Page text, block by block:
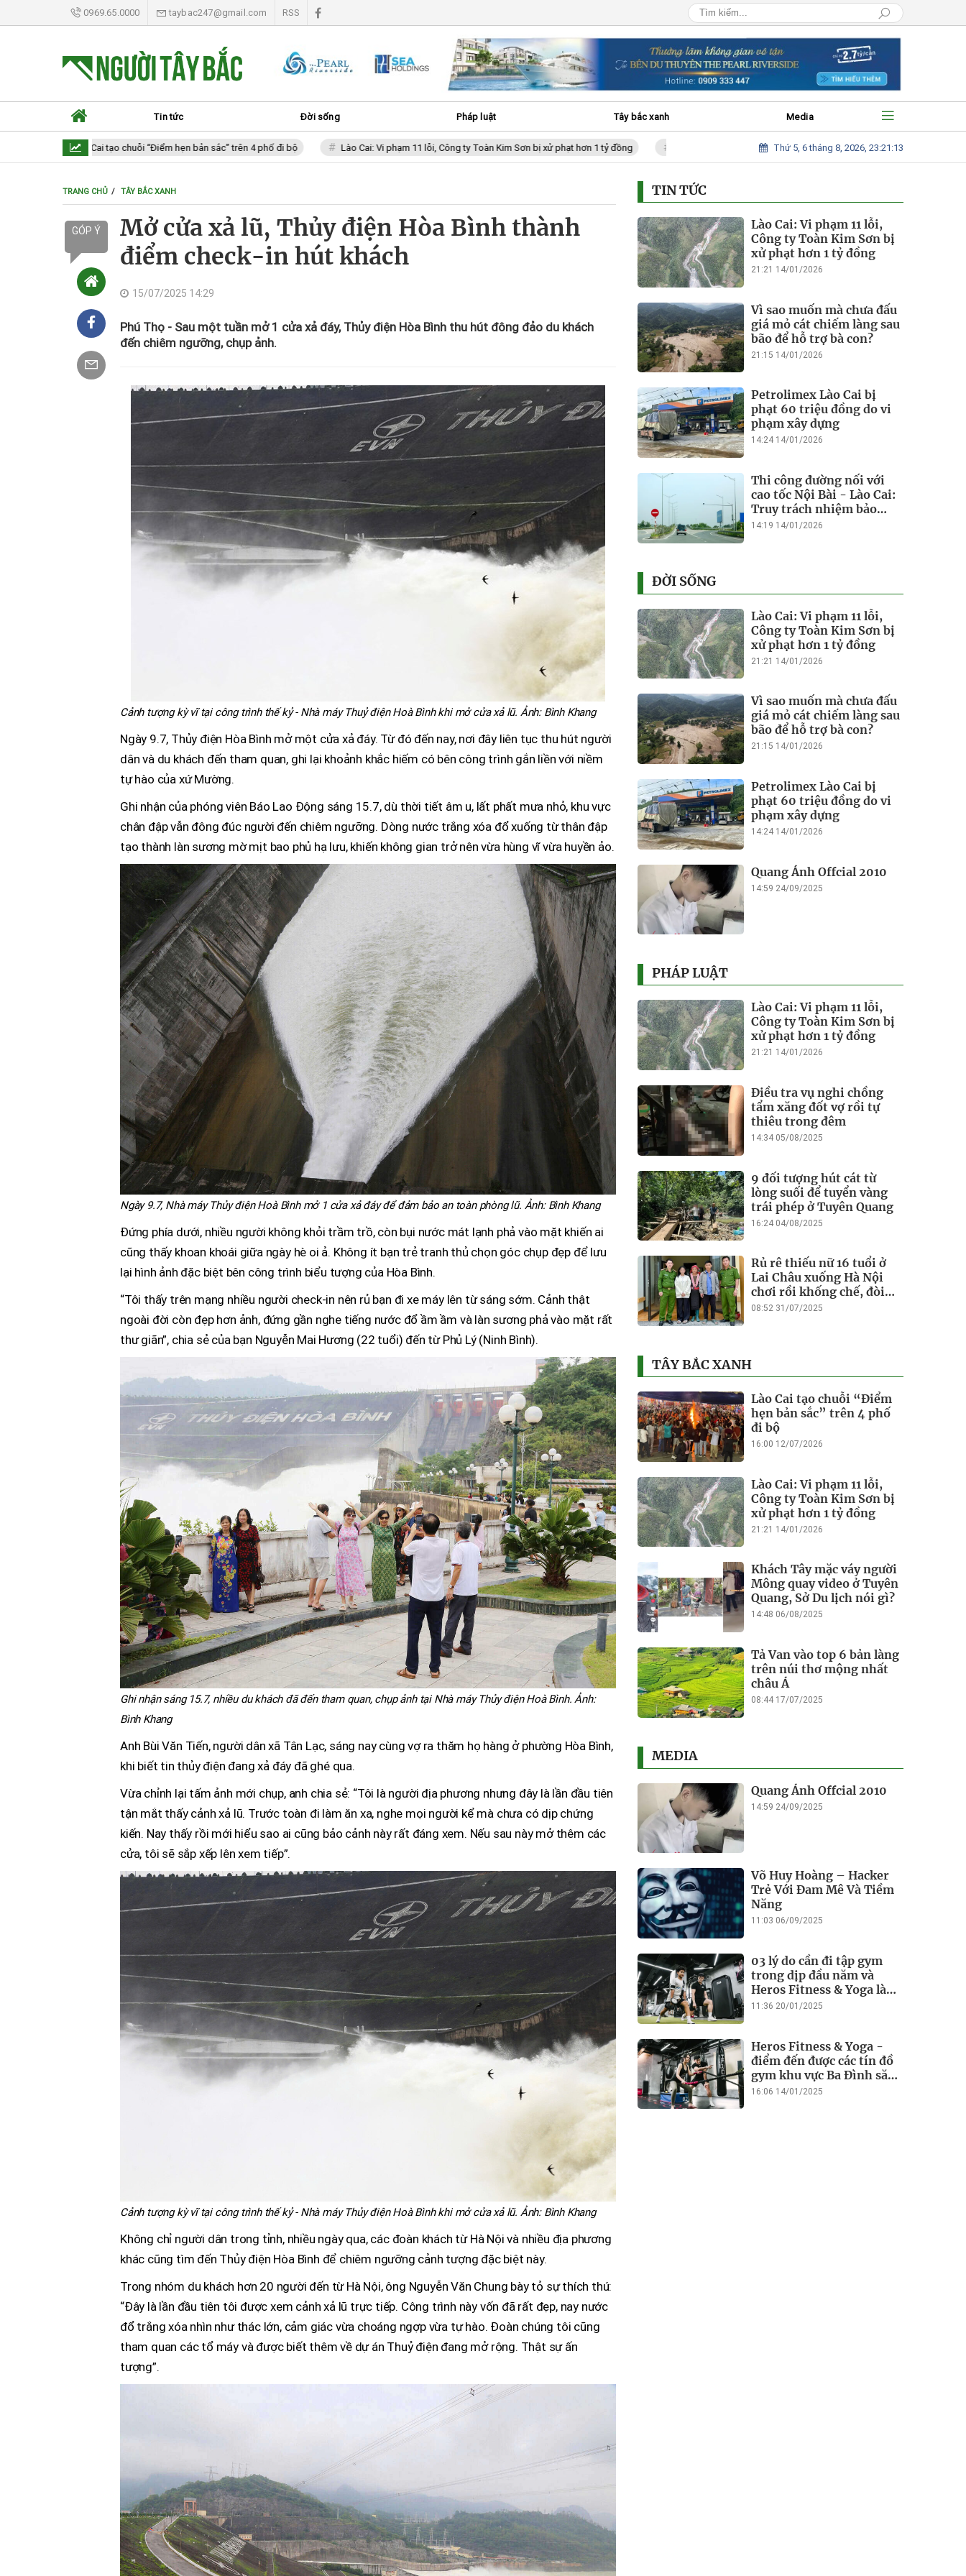
0969.65.0000 taybac247@gmail.com RSS
Lào Cai tạo chuỗi “Điểm hẹn bản sắc” trên 4 phố đi bộ Lào Cai: Vi phạm 11 lỗi, Công ty Toàn Kim Sơn bị xử phạt hơn 1 tỷ đồng Vì sao muốn mà chưa đấu giá mỏ cát chiếm làng sau bão để hỗ trợ bà con?
Thứ 5, 6 tháng 8, 2026, 23:21:15
Tin tức Đời sống Pháp luật Tây bắc xanh Media
TRANG CHỦ TÂY BẮC XANH
GÓP Ý
Mở cửa xả lũ, Thủy điện Hòa Bình thành
điểm check-in hút khách
15/07/2025 14:29
Phú Thọ - Sau một tuần mở 1 cửa xả đáy, Thủy điện Hòa Bình thu hút đông đảo du khách
đến chiêm ngưỡng, chụp ảnh.
Cảnh tượng kỳ vĩ tại công trình thế kỷ - Nhà máy Thuỷ điện Hoà Bình khi mở cửa xả lũ. Ảnh: Bình Khang
Ngày 9.7, Thủy điện Hòa Bình mở một cửa xả đáy. Từ đó đến nay, nơi đây liên tục thu hút người
dân và du khách đến tham quan, ghi lại khoảnh khắc hiếm có bên công trình gắn liền với niềm
tự hào của xứ Mường.
Ghi nhận của phóng viên Báo Lao Động sáng 15.7, dù thời tiết âm u, lất phất mưa nhỏ, khu vực
chân đập vẫn đông đúc người đến chiêm ngưỡng. Dòng nước trắng xóa đổ xuống từ thân đập
tạo thành làn sương mờ mịt bao phủ hạ lưu, khiến không gian trở nên vừa hùng vĩ vừa huyền ảo.
Ngày 9.7, Nhà máy Thủy điện Hoà Bình mở 1 cửa xả đáy để đảm bảo an toàn phòng lũ. Ảnh: Bình Khang
Đứng phía dưới, nhiều người không khỏi trầm trồ, còn bụi nước mát lạnh phả vào mặt khiến ai
cũng thấy khoan khoái giữa ngày hè oi ả. Không ít bạn trẻ tranh thủ chọn góc chụp đẹp để lưu
lại hình ảnh đặc biệt bên công trình biểu tượng của Hòa Bình.
“Tôi thấy trên mạng nhiều người check-in nên rủ bạn đi xe máy lên từ sáng sớm. Cảnh thật
ngoài đời còn đẹp hơn ảnh, đứng gần nghe tiếng nước đổ ầm ầm và làn sương phả vào mặt rất
thư giãn”, chia sẻ của bạn Nguyễn Mai Hương (22 tuổi) đến từ Phủ Lý (Ninh Bình).
Ghi nhận sáng 15.7, nhiều du khách đã đến tham quan, chụp ảnh tại Nhà máy Thủy điện Hoà Bình. Ảnh:
Bình Khang
Anh Bùi Văn Tiến, người dân xã Tân Lạc, sáng nay cùng vợ ra thăm họ hàng ở phường Hòa Bình,
khi biết tin thủy điện đang xả đáy đã ghé qua.
Vừa chỉnh lại tấm ảnh mới chụp, anh chia sẻ: “Tôi là người địa phương nhưng đây là lần đầu tiên
tận mắt thấy cảnh xả lũ. Trước toàn đi làm ăn xa, nghe mọi người kể mà chưa có dịp chứng
kiến. Nay thấy rồi mới hiểu sao ai cũng bảo cảnh này rất đáng xem. Nếu sau này mở thêm các
cửa, tôi sẽ sắp xếp lên xem tiếp”.
Cảnh tượng kỳ vĩ tại công trình thế kỷ - Nhà máy Thủy điện Hoà Bình khi mở cửa xả lũ. Ảnh: Bình Khang
Không chỉ người dân trong tỉnh, nhiều ngày qua, các đoàn khách từ Hà Nội và nhiều địa phương
khác cũng tìm đến Thủy điện Hòa Bình để chiêm ngưỡng cảnh tượng đặc biệt này.
Trong nhóm du khách hơn 20 người đến từ Hà Nội, ông Nguyễn Văn Chung bày tỏ sự thích thú:
“Đây là lần đầu tiên tôi được xem cảnh xả lũ trực tiếp. Công trình này vốn đã rất đẹp, nay nước
đổ trắng xóa nhìn như thác lớn, cảm giác vừa choáng ngợp vừa tự hào. Đoàn chúng tôi cũng
tham quan các tổ máy và được biết thêm về dự án Thuỷ điện đang mở rộng. Thật sự ấn
tượng”.
TIN TỨC
Lào Cai: Vi phạm 11 lỗi,
Công ty Toàn Kim Sơn bị
xử phạt hơn 1 tỷ đồng
21:21 14/01/2026
Vì sao muốn mà chưa đấu
giá mỏ cát chiếm làng sau
bão để hỗ trợ bà con?
21:15 14/01/2026
Petrolimex Lào Cai bị
phạt 60 triệu đồng do vi
phạm xây dựng
14:24 14/01/2026
Thi công đường nối với
cao tốc Nội Bài - Lào Cai:
Truy trách nhiệm bảo
lãnh khi Duy Bảo chậm
14:19 14/01/2026
ĐỜI SỐNG
Lào Cai: Vi phạm 11 lỗi,
Công ty Toàn Kim Sơn bị
xử phạt hơn 1 tỷ đồng
21:21 14/01/2026
Vì sao muốn mà chưa đấu
giá mỏ cát chiếm làng sau
bão để hỗ trợ bà con?
21:15 14/01/2026
Petrolimex Lào Cai bị
phạt 60 triệu đồng do vi
phạm xây dựng
14:24 14/01/2026
Quang Ánh Offcial 2010
14:59 24/09/2025
PHÁP LUẬT
Lào Cai: Vi phạm 11 lỗi,
Công ty Toàn Kim Sơn bị
xử phạt hơn 1 tỷ đồng
21:21 14/01/2026
Điều tra vụ nghi chồng
tẩm xăng đốt vợ rồi tự
thiêu trong đêm
14:34 05/08/2025
9 đối tượng hút cát từ
lòng suối để tuyển vàng
trái phép ở Tuyên Quang
16:24 04/08/2025
Rủ rê thiếu nữ 16 tuổi ở
Lai Châu xuống Hà Nội
chơi rồi khống chế, đòi
tiền chuộc
08:52 31/07/2025
TÂY BẮC XANH
Lào Cai tạo chuỗi “Điểm
hẹn bản sắc” trên 4 phố
đi bộ
16:00 12/07/2026
Lào Cai: Vi phạm 11 lỗi,
Công ty Toàn Kim Sơn bị
xử phạt hơn 1 tỷ đồng
21:21 14/01/2026
Khách Tây mặc váy người
Mông quay video ở Tuyên
Quang, Sở Du lịch nói gì?
14:48 06/08/2025
Tả Van vào top 6 bản làng
trên núi thơ mộng nhất
châu Á
08:44 17/07/2025
MEDIA
Quang Ánh Offcial 2010
14:59 24/09/2025
Võ Huy Hoàng – Hacker
Trẻ Với Đam Mê Và Tiềm
Năng
11:03 06/09/2025
03 lý do cần đi tập gym
trong dịp đầu năm và
Heros Fitness & Yoga là
điểm đến lý tưởng
11:36 20/01/2025
Heros Fitness & Yoga -
điểm đến được các tín đồ
gym khu vực Ba Đình săn
đón
16:06 14/01/2025